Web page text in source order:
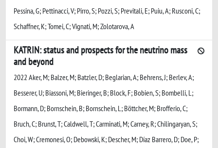
Pessina, G; Pettinacci, V; Pirro, S; Pozzi, S; Previtali, E; Puiu, A; Rusconi, C;
Schaffner, K; Tomei, C; Vignati, M; Zolotarova, A
KATRIN: status and prospects for the neutrino mass
and beyond
2022 Aker, M; Balzer, M; Batzler, D; Beglarian, A; Behrens, J; Berlev, A;
Besserer, U; Biassoni, M; Bieringer, B; Block, F; Bobien, S; Bombelli, L;
Bormann, D; Bornschein, B; Bornschein, L; Böttcher, M; Brofferio, C;
Bruch, C; Brunst, T; Caldwell, T; Carminati, M; Carney, R; Chilingaryan, S;
Choi, W; Cremonesi, O; Debowski, K; Descher, M; Díaz Barrero, D; Doe, P;